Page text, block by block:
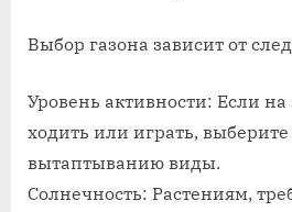
Выбор газона зависит от
Уровень активности: Если на
ходить или играть,
вытаптыванию виды.
Солнечность: Растениям,